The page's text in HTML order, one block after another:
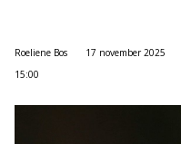
Roeliene Bos
17 november 2025
15:00